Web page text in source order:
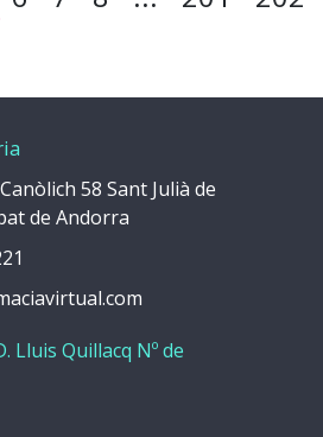
58 Sant Julià de
de Andorra
Lluis Quillacq Nº de